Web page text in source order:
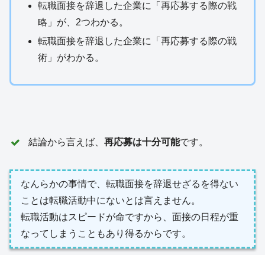
転職面接を辞退した企業に「再応募する際の戦
略」が、2つわかる。
転職面接を辞退した企業に「再応募する際の戦
術」がわかる。
結論から言えば、 再応募は十分可能です。
なんらかの事情で、転職面接を辞退せざるを得ない
ことは転職活動中にないとは言えません。
転職活動はスピードが命ですから、面接の日程が重
なってしまうこともあり得るからです。